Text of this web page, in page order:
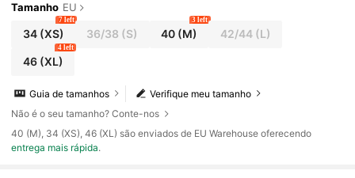
Tamanho EU
34(XS)
7 left
36/38 (S) 40(M)
3 left
42/44(L)
46(XL)
4 left
Verifique meu tamanho
Guia de tamanhos
Não é o seu tamanho? Conte-nos
​40 (M), 34 (XS), 46 (XL) são enviados de EU Warehouse oferecendo
entrega mais rápida.